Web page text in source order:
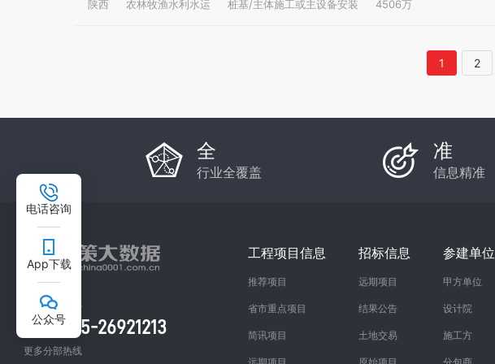
陕西 农林牧渔水利水运 桩基/主体施工或主设备安装 4506万
1 2
全
行业全覆盖
准
信息精准
总部咨询热线
0755-26921213
更多分部热线
工程项目信息
推荐项目
省市重点项目
简讯项目
招标信息
远期项目
结果公告
土地交易
参建单位
甲方单位
设计院
施工方
电话咨询
App下载
公众号